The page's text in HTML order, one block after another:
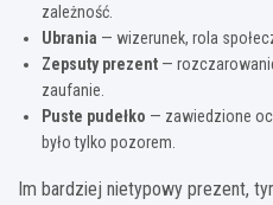
zależność.
Ubrania — wizerunek, rola
Zepsuty prezent —
zaufanie.
Puste pudełko — zawiedzione
było tylko pozorem.
Im bardziej nietypowy prezent,